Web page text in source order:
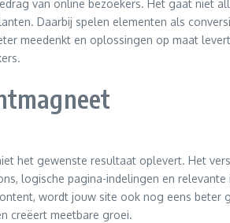
van online bezoekers. Het gaat niet
Daarbij spelen elementen als
meedenkt en oplossingen op maat
het gewenste resultaat oplevert. Het
logische pagina-indelingen en
wordt jouw site ook nog eens beter
creëert meetbare groei.